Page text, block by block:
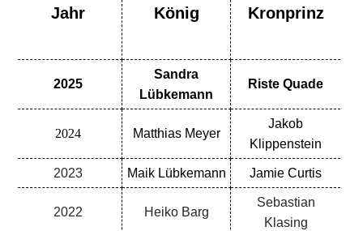
Jahr König Kronprinz
2025
Sandra
Lübkemann
Riste Quade
2024 Matthias Meyer
Jakob
Klippenstein
2023 Maik Lübkemann Jamie Curtis
2022 Heiko Barg
Sebastian
Klasing